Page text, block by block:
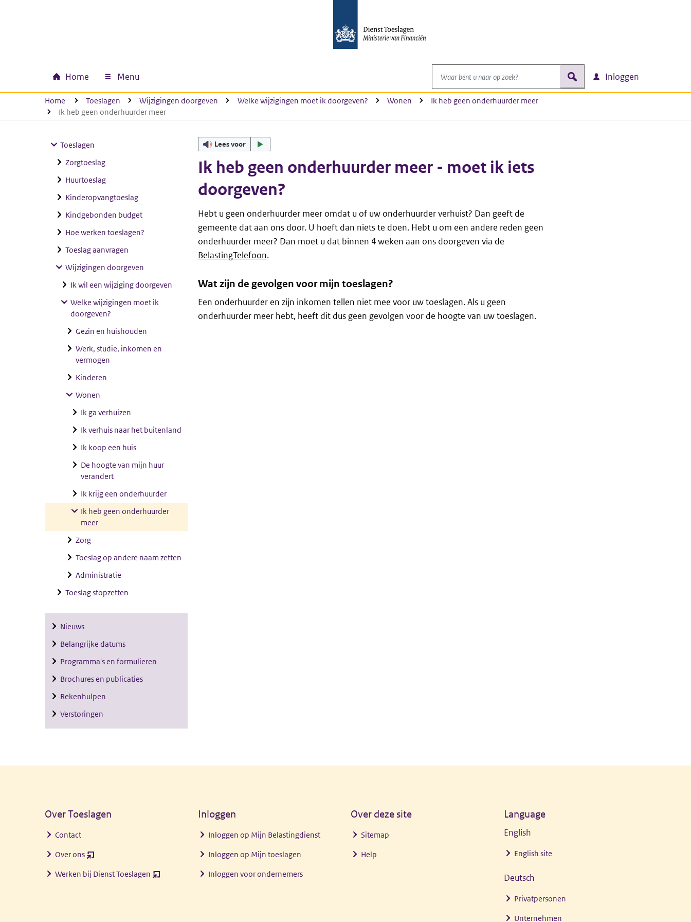
Hoofdnavigatie
Home Menu
Waar bent u naar op zoek?
zoek Inloggen
U bevindt zich hier:
Home Toeslagen Wijzigingen doorgeven Welke wijzigingen moet ik doorgeven? Wonen
Ik heb geen onderhuurder meer
Ik heb geen onderhuurder meer
Toeslagen
Zorgtoeslag
Huurtoeslag
Kinderopvangtoeslag
Kindgebonden budget
Hoe werken toeslagen?
Toeslag aanvragen
Wijzigingen doorgeven
Ik wil een wijziging doorgeven
Welke wijzigingen moet ik
doorgeven?
Gezin en huishouden
Werk, studie, inkomen en
vermogen
Kinderen
Wonen
Ik ga verhuizen
Ik verhuis naar het buitenland
Ik koop een huis
De hoogte van mijn huur
verandert
Ik krijg een onderhuurder
Ik heb geen onderhuurder
meer
Zorg
Toeslag op andere naam zetten
Administratie
Toeslag stopzetten
Nieuws
Belangrijke datums
Programma's en formulieren
Brochures en publicaties
Rekenhulpen
Verstoringen
Lees voor
Ik heb geen onderhuurder meer - moet ik iets
doorgeven?
Hebt u geen onderhuurder meer omdat u of uw onderhuurder verhuist? Dan geeft de
gemeente dat aan ons door. U hoeft dan niets te doen. Hebt u om een andere reden geen
onderhuurder meer? Dan moet u dat binnen 4 weken aan ons doorgeven via de
BelastingTelefoon.
Wat zijn de gevolgen voor mijn toeslagen?
Een onderhuurder en zijn inkomen tellen niet mee voor uw toeslagen. Als u geen
onderhuurder meer hebt, heeft dit dus geen gevolgen voor de hoogte van uw toeslagen.
Over Toeslagen
Contact
Over ons (opent
venster)
Werken bij Dienst Toeslagen (opent
Inloggen
Inloggen op Mijn Belastingdienst
Inloggen op Mijn toeslagen
Inloggen voor ondernemers
Over deze site
Sitemap
Help
Language
English
English site
Deutsch
Privatpersonen
Unternehmen